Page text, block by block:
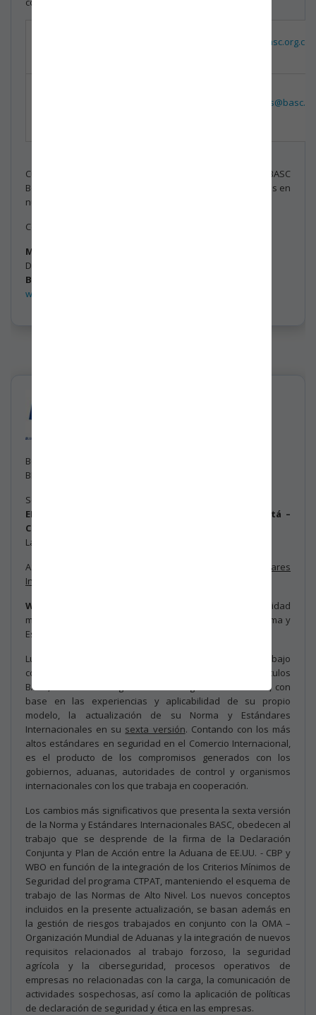
Coordinacion.sig@basc.org.co
Cualquier información adicional, será informada por BASC
Bogotá – Colombia. A través de las direcciones registradas en
nuestra base de datos de los asociados.
Cordialmente,
Miguel Velásquez Olea.
Director Ejecutivo
BASC Bogotá - Colombia
www.bascbogota.com
Bogotá D. C., Junio 30 de 2022.
BBC – 2206 - 3019
Señores:
EMPRESAS CERTIFICADAS Y EN PROCESO BASC Bogotá –
Colombia.
La ciudad.
ASUNTO:
Actualización de la Norma y Estándares
Internacionales BASC.
WBO - World BASC Organization
informó a la comunidad
mundial BASC sobre la reciente “Actualización de la Norma y
Estándares Internacionales BASC Versión 6 – 2022”.
Luego de dos años de preparaciones, consultas y trabajo
colaborativo entre el Comité Técnico de WBO y los Capítulos
BASC, World BASC Organization ha logrado materializar, con
base en las experiencias y aplicabilidad de su propio
modelo, la actualización de su Norma y Estándares
Internacionales en su sexta versión. Contando con los más
altos estándares en seguridad en el Comercio Internacional,
es el producto de los compromisos generados con los
gobiernos, aduanas, autoridades de control y organismos
internacionales con los que trabaja en cooperación.
Los cambios más significativos que presenta la sexta versión
de la Norma y Estándares Internacionales BASC, obedecen al
trabajo que se desprende de la firma de la Declaración
Conjunta y Plan de Acción entre la Aduana de EE.UU. - CBP y
WBO en función de la integración de los Criterios Mínimos de
Seguridad del programa CTPAT, manteniendo el esquema de
trabajo de las Normas de Alto Nivel. Los nuevos conceptos
incluidos en la presente actualización, se basan además en
la gestión de riesgos trabajados en conjunto con la OMA –
Organización Mundial de Aduanas y la integración de nuevos
requisitos relacionados al trabajo forzoso, la seguridad
agrícola y la ciberseguridad, procesos operativos de
empresas no relacionadas con la carga, la comunicación de
actividades sospechosas, así como la aplicación de políticas
de declaración de seguridad y ética en las empresas.